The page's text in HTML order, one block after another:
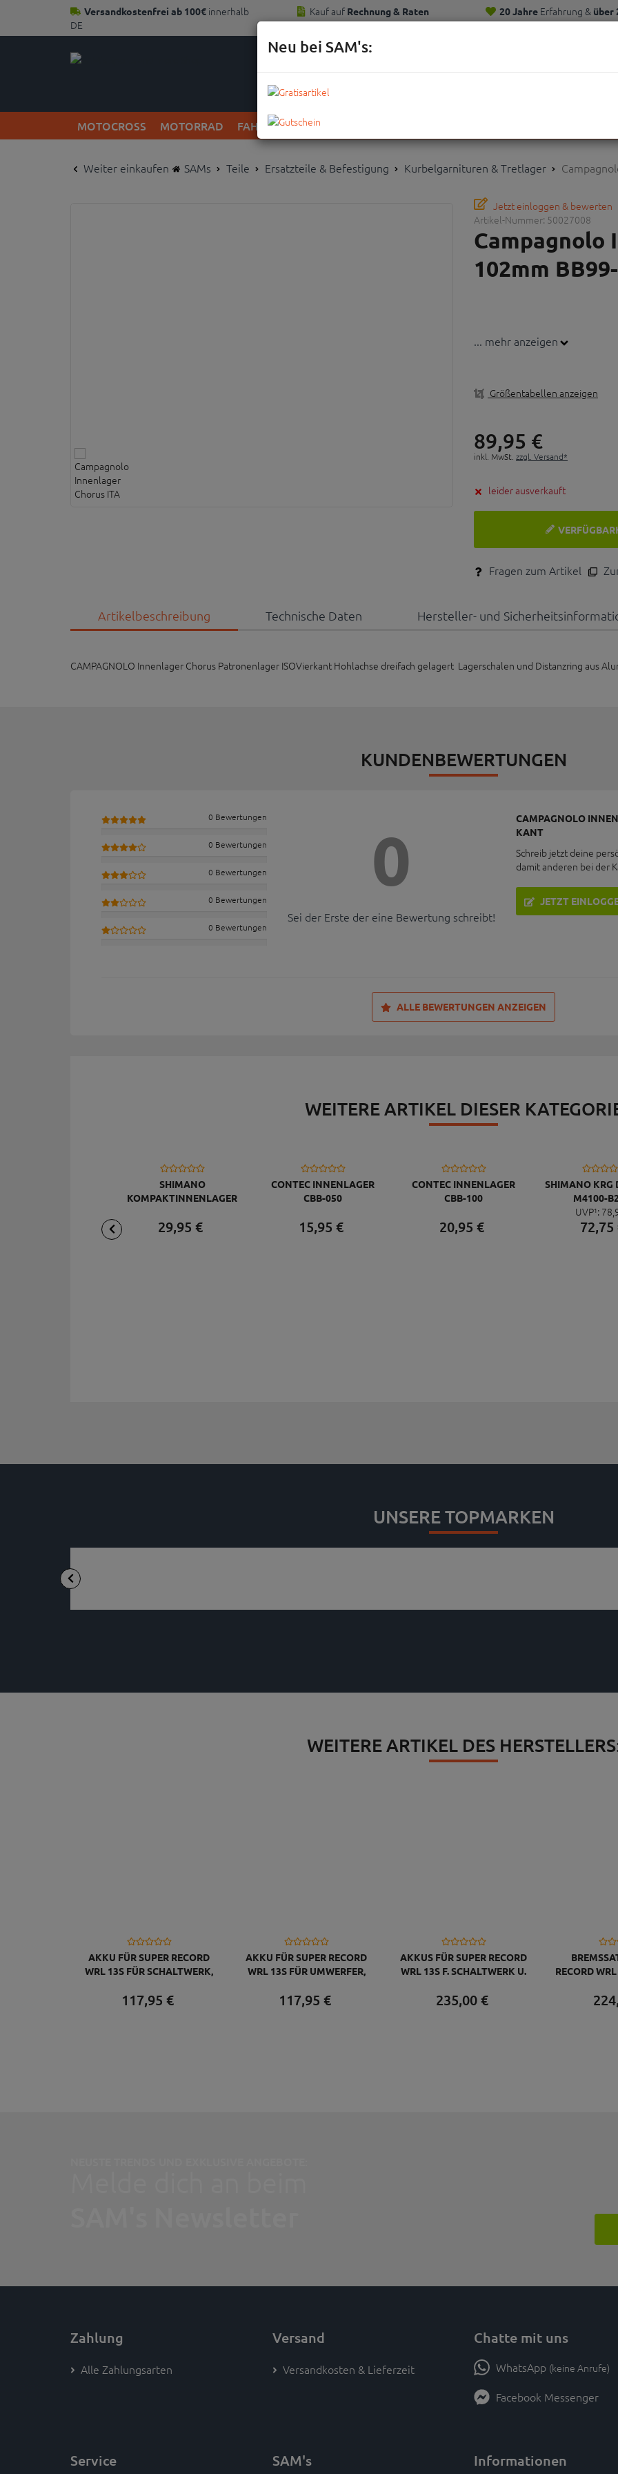
Versandkostenfrei ab 100€ innerhalb
DE
Kauf auf Rechnung & Raten 20 JahreErfahrung & über
Kunden
MOTOCROSS MOTORRAD FAHRRAD KOMPLETTRÄDER
Weiter einkaufen SAMs Teile Ersatzteile & Befestigung Kurbelgarnituren & Tretlager
Jetzt einloggen & bewerten
Artikel-Nummer: 50027008
Campagnolo
102mm
... mehr anzeigen
Größentabellen anzeigen
89,95 €
inkl. MwSt. zzgl. Versand*
leider ausverkauft
Fragen zum Artikel
Artikelbeschreibung Technische Daten Hersteller- und
CAMPAGNOLO Innenlager Chorus Patronenlager ISOVierkant Hohlachse dreifach gelagert Lagerschalen und Distanzring aus
KUNDENBEWERTUNGEN
0 Bewertungen
0 Bewertungen
0 Bewertungen
0 Bewertungen
0 Bewertungen
0
Sei der Erste der eine Bewertung schreibt!
CAMPAGNOLO
KANT
Schreib jetzt deine
damit anderen bei der
JETZT
ALLE BEWERTUNGEN ANZEIGEN
WEITERE ARTIKEL DIESER
SHIMANO
KOMPAKTINNENLAGER
SCHWARZ
29,95 €
CONTEC INNENLAGER
CBB-050
15,95 €
CONTEC INNENLAGER
CBB-100
20,95 €
SHIMANO KRG
M4100-
F.,36/UVP¹: 78,
72,75
UNSERE TOPMARKEN
WEITERE ARTIKEL DES
AKKU FÜR SUPER RECORD
WRL 13S FÜR SCHALTWERK,
117,95 €
AKKU FÜR SUPER RECORD
WRL 13S FÜR UMWERFER,
117,95 €
AKKUS FÜR SUPER RECORD
WRL 13S F. SCHALTWERK U.
235,00 €
RECORD
Zahlung
Alle Zahlungsarten
Versand
Versandkosten & Lieferzeit
Chatte mit uns
WhatsApp (keine Anrufe)
Facebook Messenger
Service SAM's Informationen
Neu bei SAM's: